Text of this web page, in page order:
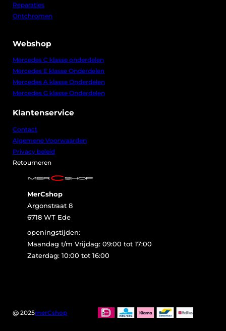
Reparaties
Ontchromen
Webshop
Mercedes C klasse onderdelen
Mercedes E klasse Onderdelen
Mercedes A klasse Onderdelen
Mercedes G klasse Onderdelen
Klantenservice
Contact
Algemene Voorwaarden
Privacy beleid
Retourneren
MerCshop
Argonstraat 8
6718 WT Ede
openingstijden:
Maandag t/m Vrijdag: 09:00 tot 17:00
Zaterdag: 10:00 tot 16:00
@ 2025merCshop